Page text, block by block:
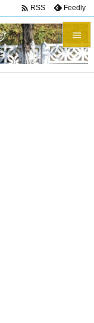


メニュ
 RSS Feedly